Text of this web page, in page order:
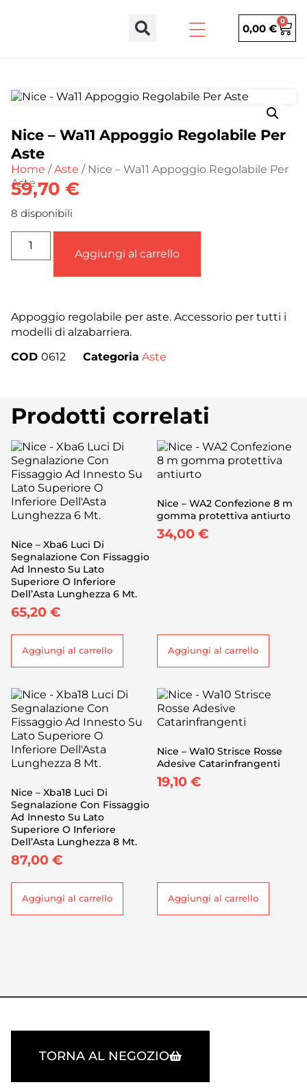
0,00 €
0
Nice – Wa11 Appoggio Regolabile Per
Aste
Home /Aste / Nice – Wa11 Appoggio Regolabile Per
Aste
59,70 €
8 disponibili
Aggiungi al carrello
Appoggio regolabile per aste. Accessorio per tutti i
modelli di alzabarriera.
COD 0612 Categoria Aste
Prodotti correlati
Nice – Xba6 Luci Di
Segnalazione Con Fissaggio
Ad Innesto Su Lato
Superiore O Inferiore
Dell’Asta Lunghezza 6 Mt.
65,20 €
Aggiungi al carrello
Nice – WA2 Confezione 8 m
gomma protettiva antiurto
34,00 €
Aggiungi al carrello
Nice – Xba18 Luci Di
Segnalazione Con Fissaggio
Ad Innesto Su Lato
Superiore O Inferiore
Dell’Asta Lunghezza 8 Mt.
87,00 €
Aggiungi al carrello
Nice – Wa10 Strisce Rosse
Adesive Catarinfrangenti
19,10 €
Aggiungi al carrello
TORNA AL NEGOZIO